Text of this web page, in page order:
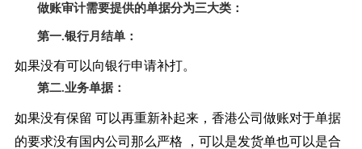
做账审计需要提供的单据分为三大类：
第一.银行月结单：
如果没有可以向银行申请补打。
第二.业务单据：
如果没有保留 可以再重新补起来，香港公司做账对于单据
的要求没有国内公司那么严格
，可以是发货单也可以是合